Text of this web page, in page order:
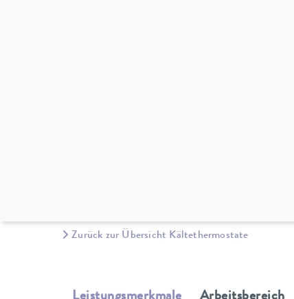
Zurück zur Übersicht Kältethermostate